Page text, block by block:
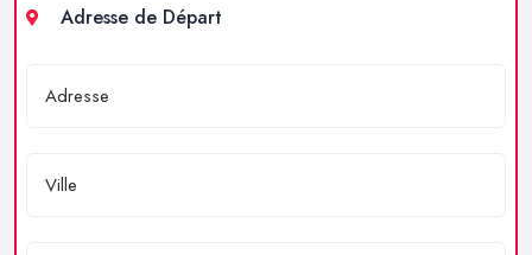
Adresse de Départ